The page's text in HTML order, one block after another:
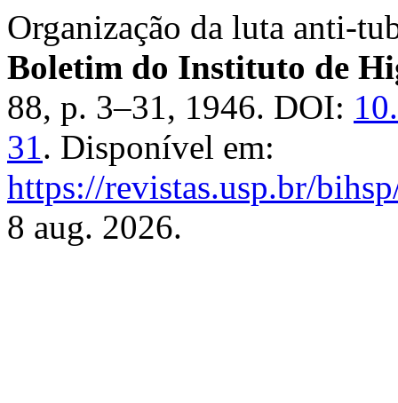
Organização da luta anti-
Boletim do Instituto de
88, p. 3–31, 1946. DOI:
31. Disponível em:
https://revistas.usp.br/
8 aug. 2026.